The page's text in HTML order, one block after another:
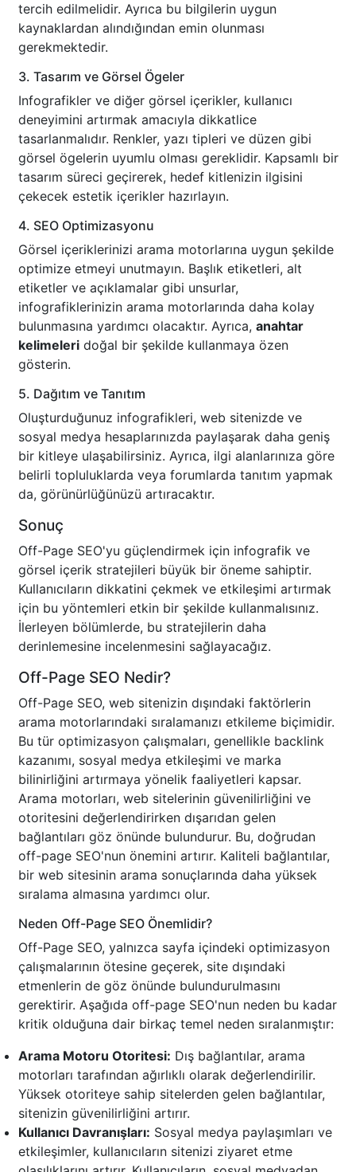
tercih edilmelidir. Ayrıca bu bilgilerin uygun
kaynaklardan alındığından emin olunması
gerekmektedir.
3. Tasarım ve Görsel Ögeler
Infografikler ve diğer görsel içerikler, kullanıcı
deneyimini artırmak amacıyla dikkatlice
tasarlanmalıdır. Renkler, yazı tipleri ve düzen gibi
görsel ögelerin uyumlu olması gereklidir. Kapsamlı bir
tasarım süreci geçirerek, hedef kitlenizin ilgisini
çekecek estetik içerikler hazırlayın.
4. SEO Optimizasyonu
Görsel içeriklerinizi arama motorlarına uygun şekilde
optimize etmeyi unutmayın. Başlık etiketleri, alt
etiketler ve açıklamalar gibi unsurlar,
infografiklerinizin arama motorlarında daha kolay
bulunmasına yardımcı olacaktır. Ayrıca, anahtar
kelimeleri doğal bir şekilde kullanmaya özen
gösterin.
5. Dağıtım ve Tanıtım
Oluşturduğunuz infografikleri, web sitenizde ve
sosyal medya hesaplarınızda paylaşarak daha geniş
bir kitleye ulaşabilirsiniz. Ayrıca, ilgi alanlarınıza göre
belirli topluluklarda veya forumlarda tanıtım yapmak
da, görünürlüğünüzü artıracaktır.
Sonuç
Off-Page SEO'yu güçlendirmek için infografik ve
görsel içerik stratejileri büyük bir öneme sahiptir.
Kullanıcıların dikkatini çekmek ve etkileşimi artırmak
için bu yöntemleri etkin bir şekilde kullanmalısınız.
İlerleyen bölümlerde, bu stratejilerin daha
derinlemesine incelenmesini sağlayacağız.
Off-Page SEO Nedir?
Off-Page SEO, web sitenizin dışındaki faktörlerin
arama motorlarındaki sıralamanızı etkileme biçimidir.
Bu tür optimizasyon çalışmaları, genellikle backlink
kazanımı, sosyal medya etkileşimi ve marka
bilinirliğini artırmaya yönelik faaliyetleri kapsar.
Arama motorları, web sitelerinin güvenilirliğini ve
otoritesini değerlendirirken dışarıdan gelen
bağlantıları göz önünde bulundurur. Bu, doğrudan
off-page SEO'nun önemini artırır. Kaliteli bağlantılar,
bir web sitesinin arama sonuçlarında daha yüksek
sıralama almasına yardımcı olur.
Neden Off-Page SEO Önemlidir?
Off-Page SEO, yalnızca sayfa içindeki optimizasyon
çalışmalarının ötesine geçerek, site dışındaki
etmenlerin de göz önünde bulundurulmasını
gerektirir. Aşağıda off-page SEO'nun neden bu kadar
kritik olduğuna dair birkaç temel neden sıralanmıştır:
Arama Motoru Otoritesi: Dış bağlantılar, arama
motorları tarafından ağırlıklı olarak değerlendirilir.
Yüksek otoriteye sahip sitelerden gelen bağlantılar,
sitenizin güvenilirliğini artırır.
Kullanıcı Davranışları: Sosyal medya paylaşımları ve
etkileşimler, kullanıcıların sitenizi ziyaret etme